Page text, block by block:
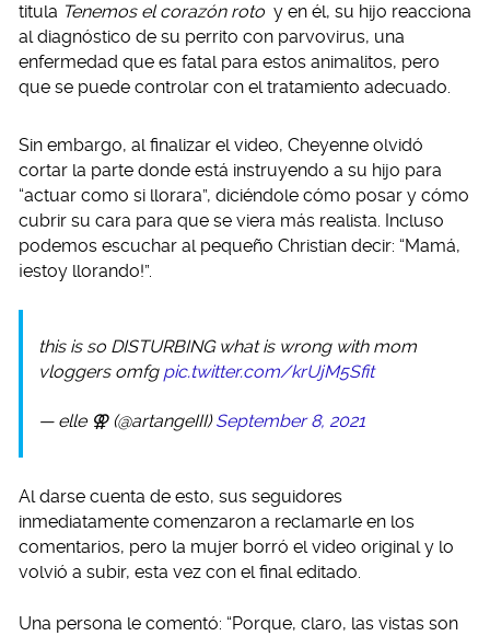
titula Tenemos el corazón roto y en él, su hijo reacciona
al diagnóstico de su perrito con parvovirus, una
enfermedad que es fatal para estos animalitos, pero
que se puede controlar con el tratamiento adecuado.
Sin embargo, al finalizar el video, Cheyenne olvidó
cortar la parte donde está instruyendo a su hijo para
“actuar como si llorara”, diciéndole cómo posar y cómo
cubrir su cara para que se viera más realista. Incluso
podemos escuchar al pequeño Christian decir: “Mamá,
¡estoy llorando!”.
this is so DISTURBING what is wrong with mom
vloggers omfg pic.twitter.com/krUjM5Sfit
— elle ⚢ (@artangeIII)September 8, 2021
Al darse cuenta de esto, sus seguidores
inmediatamente comenzaron a reclamarle en los
comentarios, pero la mujer borró el video original y lo
volvió a subir, esta vez con el final editado.
Una persona le comentó: “Porque, claro, las vistas son